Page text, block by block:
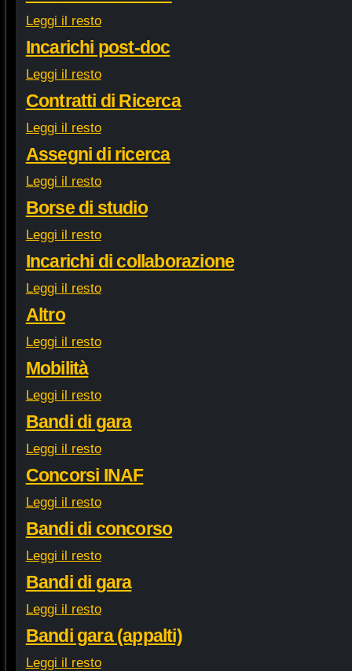
Leggi il resto
Incarichi post-doc
Leggi il resto
Contratti di Ricerca
Leggi il resto
Assegni di ricerca
Leggi il resto
Borse di studio
Leggi il resto
Incarichi di collaborazione
Leggi il resto
Altro
Leggi il resto
Mobilità
Leggi il resto
Bandi di gara
Leggi il resto
Concorsi INAF
Leggi il resto
Bandi di concorso
Leggi il resto
Bandi di gara
Leggi il resto
Bandi gara (appalti)
Leggi il resto